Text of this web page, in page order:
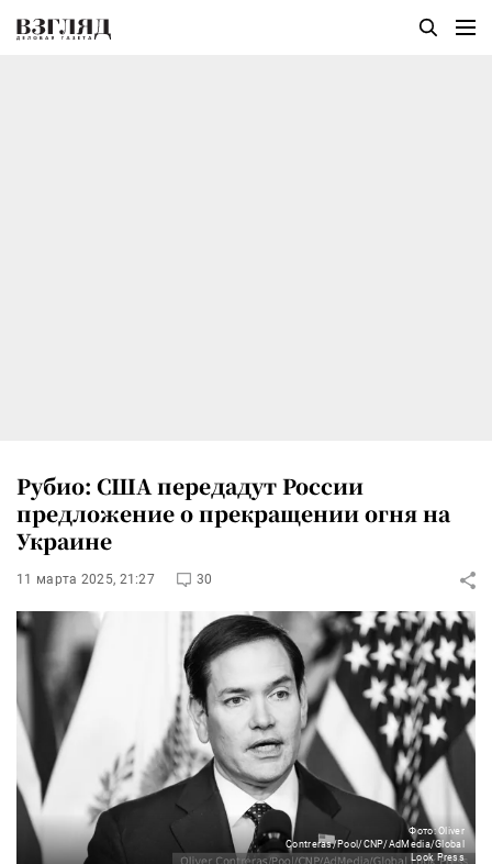
Рубио: США передадут России
предложение о прекращении огня на
Украине
11 марта 2025, 21:27 30
Фото: Oliver
Contreras/Pool/CNP/AdMedia/Global
Look Press